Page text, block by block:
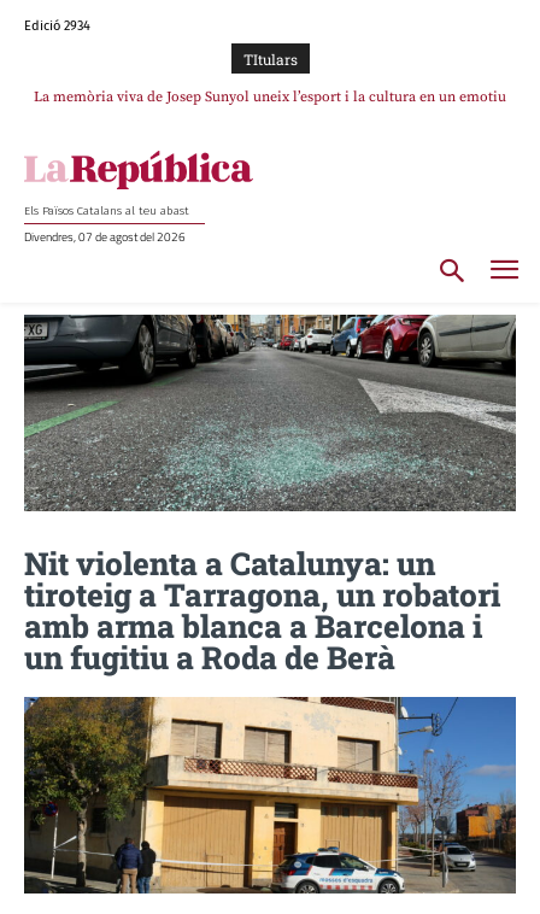
Edició 2934
TItulars
La memòria viva de Josep Sunyol uneix l’esport i la cultura en un emotiu
Els Països Catalans al teu abast
Divendres, 07 de agost del 2026
Nit violenta a Catalunya: un
tiroteig a Tarragona, un robatori
amb arma blanca a Barcelona i
un fugitiu a Roda de Berà